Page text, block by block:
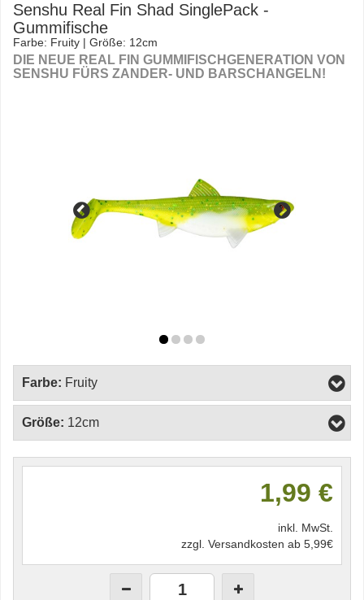
Senshu Real Fin Shad SinglePack -
Gummifische
Farbe: Fruity | Größe: 12cm
DIE NEUE REAL FIN GUMMIFISCHGENERATION VON
SENSHU FÜRS ZANDER- UND BARSCHANGELN!
Farbe: Fruity
Größe: 12cm
1,99 €
inkl. MwSt.
zzgl. Versandkosten ab 5,99€